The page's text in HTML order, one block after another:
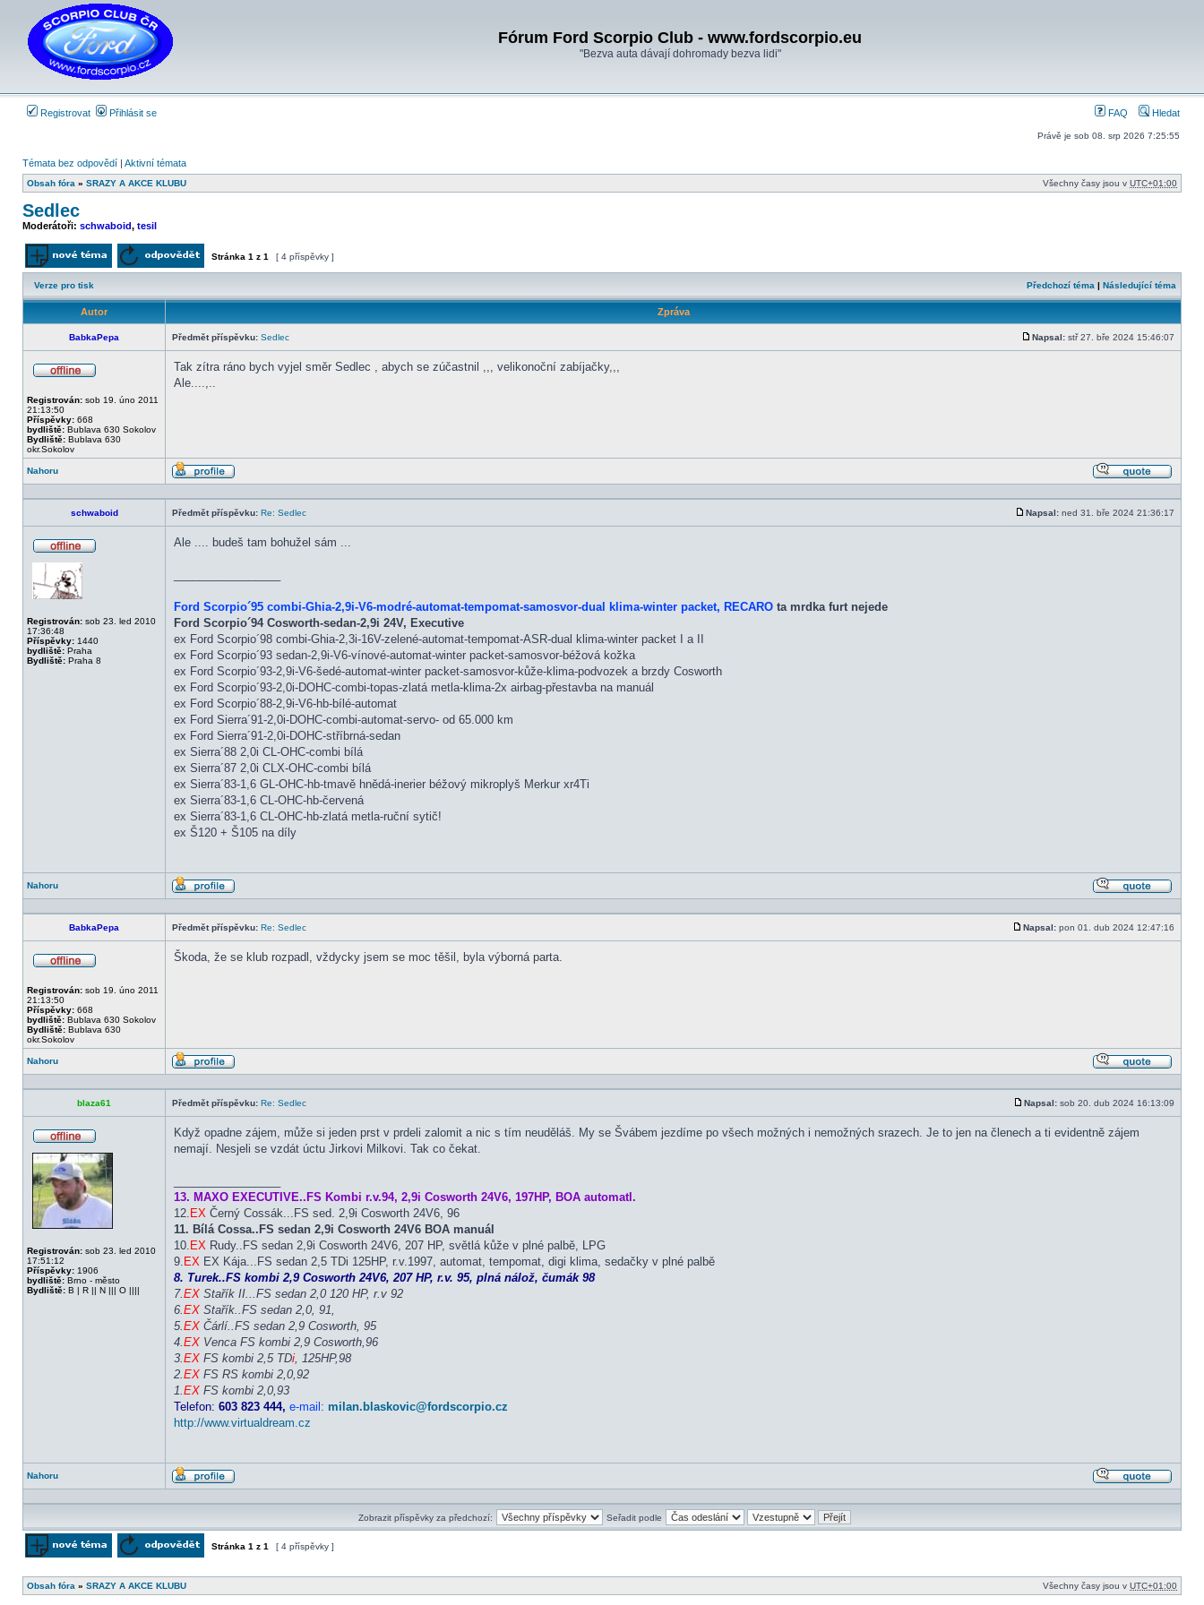
Fórum Ford Scorpio Club - www.fordscorpio.eu
"Bezva auta dávají dohromady bezva lidi"
Registrovat Přihlásit se FAQ Hledat
Právě je sob 08. srp 2026 7:25:55
Témata bez odpovědí | Aktivní témata
Obsah fóra » SRAZY A AKCE KLUBU Všechny časy jsou v UTC+01:00
Sedlec
Moderátoři: schwaboid, tesil
Odeslat nové téma Odpovědět na téma
Stránka 1 z 1 [ 4 příspěvky ]
Verze pro tisk Předchozí téma | Následující téma
Autor Zpráva
BabkaPepa Předmět příspěvku: Sedlec
Příspěvek
Napsal: stř 27. bře 2024 15:46:07
Registrován: sob 19. úno 2011
21:13:50
Příspěvky: 668
bydliště: Bublava 630 Sokolov
Bydliště: Bublava 630
okr.Sokolov
Tak zítra ráno bych vyjel směr Sedlec , abych se zúčastnil ,,, velikonoční zabíjačky,,,
Ale....,..
Nahoru
Profil
schwaboid
Předmět příspěvku: Re: Sedlec
Příspěvek
Napsal: ned 31. bře 2024 21:36:17
Registrován: sob 23. led 2010
17:36:48
Příspěvky: 1440
bydliště: Praha
Bydliště: Praha 8
Ale .... budeš tam bohužel sám ...
Ford Scorpio´95 combi-Ghia-2,9i-V6-modré-automat-tempomat-samosvor-dual klima-winter packet, RECARO ta mrdka furt nejede
Ford Scorpio´94 Cosworth-sedan-2,9i 24V, Executive
ex Ford Scorpio´98 combi-Ghia-2,3i-16V-zelené-automat-tempomat-ASR-dual klima-winter packet I a II
ex Ford Scorpio´93 sedan-2,9i-V6-vínové-automat-winter packet-samosvor-béžová kožka
ex Ford Scorpio´93-2,9i-V6-šedé-automat-winter packet-samosvor-kůže-klima-podvozek a brzdy Cosworth
ex Ford Scorpio´93-2,0i-DOHC-combi-topas-zlatá metla-klima-2x airbag-přestavba na manuál
ex Ford Scorpio´88-2,9i-V6-hb-bílé-automat
ex Ford Sierra´91-2,0i-DOHC-combi-automat-servo- od 65.000 km
ex Ford Sierra´91-2,0i-DOHC-stříbrná-sedan
ex Sierra´88 2,0i CL-OHC-combi bílá
ex Sierra´87 2,0i CLX-OHC-combi bílá
ex Sierra´83-1,6 GL-OHC-hb-tmavě hnědá-inerier béžový mikroplyš Merkur xr4Ti
ex Sierra´83-1,6 CL-OHC-hb-červená
ex Sierra´83-1,6 CL-OHC-hb-zlatá metla-ruční sytič!
ex Š120 + Š105 na díly
Nahoru
Profil
BabkaPepa
Předmět příspěvku: Re: Sedlec
Příspěvek
Napsal: pon 01. dub 2024 12:47:16
Registrován: sob 19. úno 2011
21:13:50
Příspěvky: 668
bydliště: Bublava 630 Sokolov
Bydliště: Bublava 630
okr.Sokolov
Škoda, že se klub rozpadl, vždycky jsem se moc těšil, byla výborná parta.
Nahoru
Profil
blaza61
Předmět příspěvku: Re: Sedlec
Příspěvek
Napsal: sob 20. dub 2024 16:13:09
Registrován: sob 23. led 2010
17:51:12
Příspěvky: 1906
bydliště: Brno - město
Bydliště: B | R || N ||| O ||||
Když opadne zájem, může si jeden prst v prdeli zalomit a nic s tím neuděláš. My se Švábem jezdíme po všech možných i nemožných srazech. Je to jen na členech a ti evidentně zájem
nemají. Nesjeli se vzdát úctu Jirkovi Milkovi. Tak co čekat.
13. MAXO EXECUTIVE..FS Kombi r.v.94, 2,9i Cosworth 24V6, 197HP, BOA automatl.
12. EX Černý Cossák...FS sed. 2,9i Cosworth 24V6, 96
11. Bílá Cossa..FS sedan 2,9i Cosworth 24V6 BOA manuál
10. EX Rudy..FS sedan 2,9i Cosworth 24V6, 207 HP, světlá kůže v plné palbě, LPG
9. EX EX Kája...FS sedan 2,5 TDi 125HP, r.v.1997, automat, tempomat, digi klima, sedačky v plné palbě
8. Turek..FS kombi 2,9 Cosworth 24V6, 207 HP, r.v. 95, plná nálož, čumák 98
7.EX Stařík II...FS sedan 2,0 120 HP, r.v 92
6.EX Stařík..FS sedan 2,0, 91,
5.EX Čárlí..FS sedan 2,9 Cosworth, 95
4.EX Venca FS kombi 2,9 Cosworth,96
3.EX FS kombi 2,5 TDi, 125HP,98
2.EX FS RS kombi 2,0,92
1.EX FS kombi 2,0,93
Telefon: 603 823 444, e-mail: milan.blaskovic@fordscorpio.cz
http://www.virtualdream.cz
Nahoru
Profil
Zobrazit příspěvky za předchozí:
Seřadit podle
Stránka 1 z 1 [ 4 příspěvky ]
Obsah fóra » SRAZY A AKCE KLUBU Všechny časy jsou v UTC+01:00